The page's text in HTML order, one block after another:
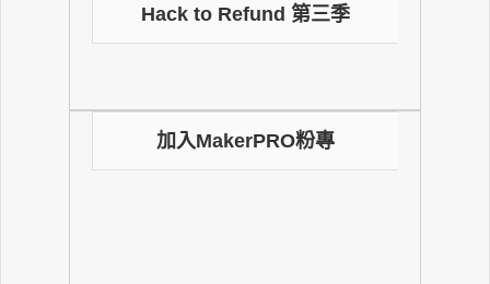
Hack to Refund 第三季
加入MakerPRO粉專